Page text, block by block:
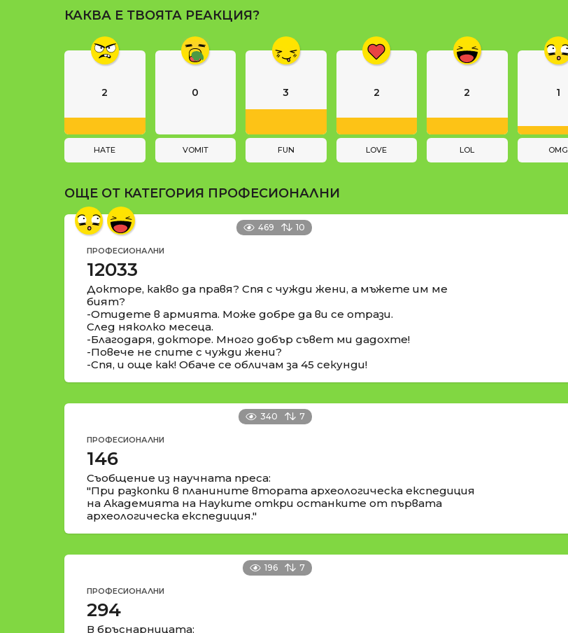
и
a
g
a
t
i
n
КАКВА Е ТВОЯТА РЕАКЦИЯ?
2
HATE
0
VOMIT
3
FUN
2
LOVE
2
LOL
1
OMG
ОЩЕ ОТ КАТЕГОРИЯ ПРОФЕСИОНАЛНИ
469 10
ПРОФЕСИОНАЛНИ
12033
Докторе, какво да правя? Спя с чужди жени, а мъжете им ме
бият?
-Отидете в армията. Може добре да ви се отрази.
След няколко месеца.
-Благодаря, докторе. Много добър съвет ми дадохте!
-Повече не спите с чужди жени?
-Спя, и още как! Обаче се обличам за 45 секунди!
340 7
ПРОФЕСИОНАЛНИ
146
Съобщение из научната преса:
"При разкопки в планините втората археологическа експедиция
на Академията на Науките откри останките от първата
археологическа експедиция."
196 7
ПРОФЕСИОНАЛНИ
294
В бръснарницата: